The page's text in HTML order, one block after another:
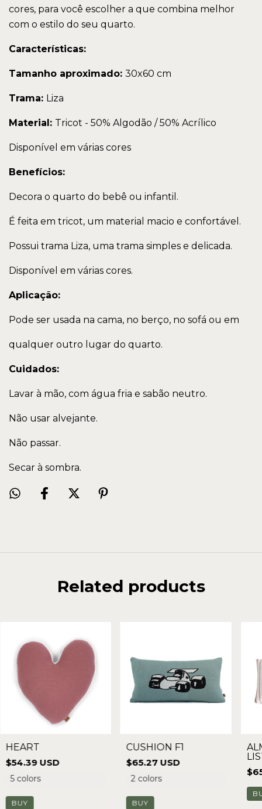
cores, para você escolher a que combina melhor
com o estilo do seu quarto.
Características:
Tamanho aproximado: 30x60 cm
Trama: Liza
Material: Tricot - 50% Algodão / 50% Acrílico
Disponível em várias cores
Benefícios:
Decora o quarto do bebê ou infantil.
É feita em tricot, um material macio e confortável.
Possui trama Liza, uma trama simples e delicada.
Disponível em várias cores.
Aplicação:
Pode ser usada na cama, no berço, no sofá ou em
qualquer outro lugar do quarto.
Cuidados:
Lavar à mão, com água fria e sabão neutro.
Não usar alvejante.
Não passar.
Secar à sombra.
Related products
HEART
$54.39 USD
5 colors
BUY
CUSHION F1
$65.27 USD
2 colors
BUY